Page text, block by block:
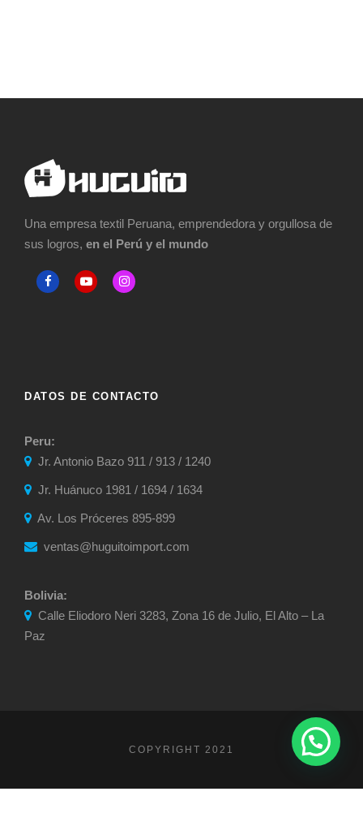
Una empresa textil Peruana, emprendedora y orgullosa de
sus logros, en el Perú y el mundo
DATOS DE CONTACTO
Peru:
Jr. Antonio Bazo 911 / 913 / 1240
Jr. Huánuco 1981 / 1694 / 1634
Av. Los Próceres 895-899
ventas@huguitoimport.com
Bolivia:
Calle Eliodoro Neri 3283, Zona 16 de Julio, El Alto – La
Paz
COPYRIGHT 2021